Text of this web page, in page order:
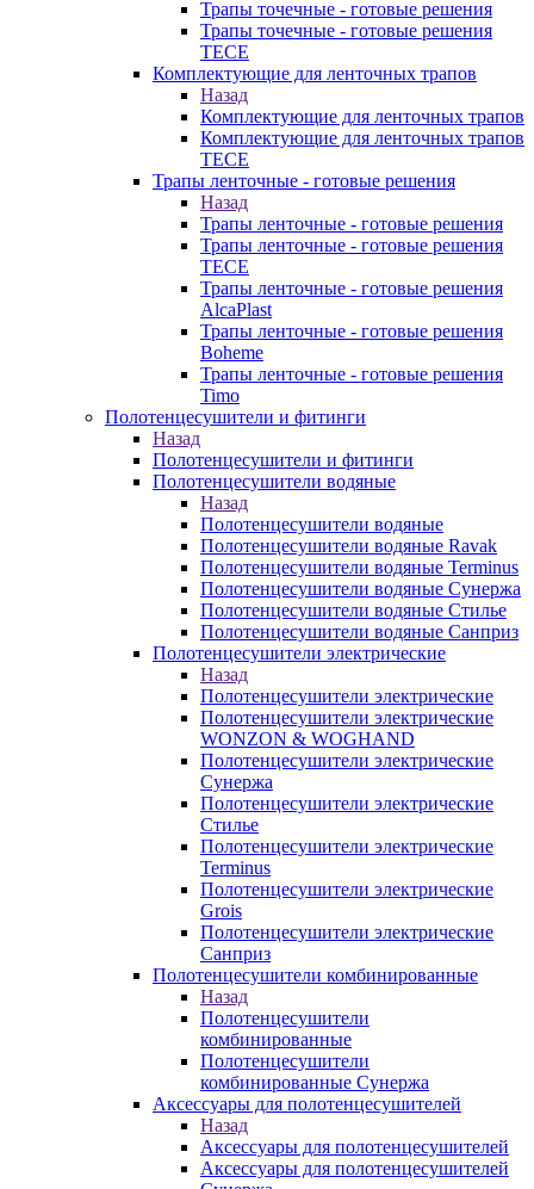
Трапы точечные - готовые решения
Трапы точечные - готовые решения
TECE
Комплектующие для ленточных трапов
Назад
Комплектующие для ленточных трапов
Комплектующие для ленточных трапов
TECE
Трапы ленточные - готовые решения
Назад
Трапы ленточные - готовые решения
Трапы ленточные - готовые решения
TECE
Трапы ленточные - готовые решения
AlcaPlast
Трапы ленточные - готовые решения
Boheme
Трапы ленточные - готовые решения
Timo
Полотенцесушители и фитинги
Назад
Полотенцесушители и фитинги
Полотенцесушители водяные
Назад
Полотенцесушители водяные
Полотенцесушители водяные Ravak
Полотенцесушители водяные Terminus
Полотенцесушители водяные Сунержа
Полотенцесушители водяные Стилье
Полотенцесушители водяные Санприз
Полотенцесушители электрические
Назад
Полотенцесушители электрические
Полотенцесушители электрические
WONZON & WOGHAND
Полотенцесушители электрические
Сунержа
Полотенцесушители электрические
Стилье
Полотенцесушители электрические
Terminus
Полотенцесушители электрические
Grois
Полотенцесушители электрические
Санприз
Полотенцесушители комбинированные
Назад
Полотенцесушители
комбинированные
Полотенцесушители
комбинированные Сунержа
Аксессуары для полотенцесушителей
Назад
Аксессуары для полотенцесушителей
Аксессуары для полотенцесушителей